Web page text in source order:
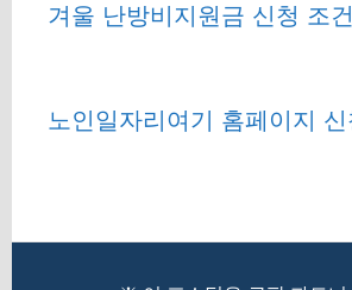
겨울 난방비지원금 신청 조
노인일자리여기 홈페이지